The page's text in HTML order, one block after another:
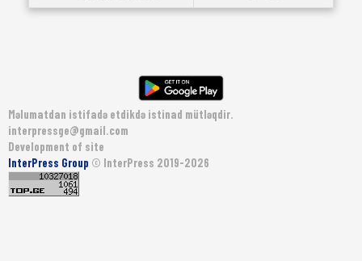
Məlumatdan istifadə etdikdə istinad mütləqdir.
interpressge@gmail.com
Development of site
InterPress Group © InterPress 2019-2026